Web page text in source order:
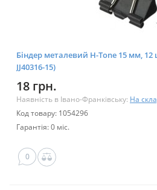
Біндер металевий H-Tone 15 мм, 12
JJ40316-15)
18 грн.
Наявність в Івано-Франківську: На
Код товару: 1054296
Гарантія: 0 міс.
0